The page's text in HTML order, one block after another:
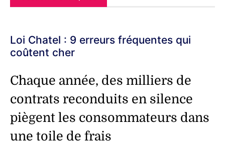
Loi Chatel : 9 erreurs fréquentes qui
coûtent cher
Chaque année, des milliers de
contrats reconduits en silence
piègent les consommateurs dans
une toile de frais